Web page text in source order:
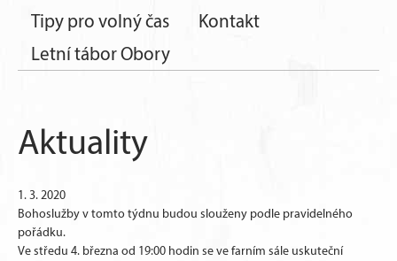
Tipy pro volný čas
Kontakt
Letní tábor Obory
Aktuality
1. 3. 2020
Bohoslužby v tomto týdnu budou slouženy podle pravidelného
pořádku.
Ve středu 4. března od 19:00 hodin se ve farním sále uskuteční